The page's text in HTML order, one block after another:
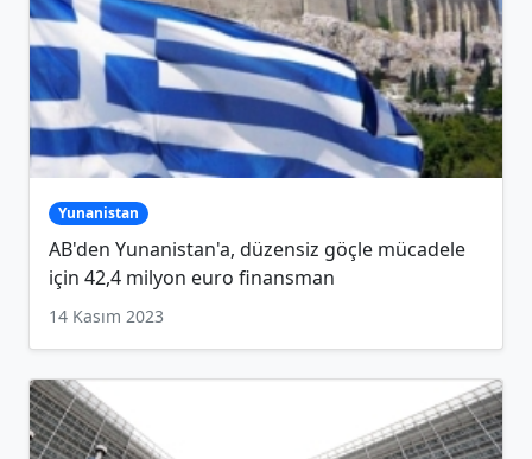
Yunanistan
AB'den Yunanistan'a, düzensiz göçle mücadele
için 42,4 milyon euro finansman
14 Kasım 2023